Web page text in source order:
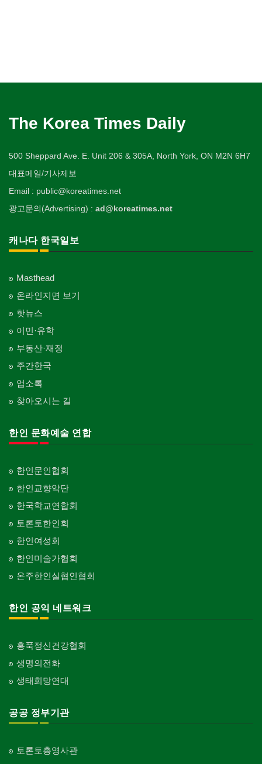
The Korea Times Daily
500 Sheppard Ave. E. Unit 206 & 305A, North York, ON M2N 6H7
대표메일/기사제보
Email : public@koreatimes.net
광고문의(Advertising) : ad@koreatimes.net
캐나다 한국일보
Masthead
온라인지면 보기
핫뉴스
이민·유학
부동산·재정
주간한국
업소록
찾아오시는 길
한인 문화예술 연합
한인문인협회
한인교향악단
한국학교연합회
토론토한인회
한인여성회
한인미술가협회
온주한인실협인협회
한인 공익 네트워크
홍푹정신건강협회
생명의전화
생태희망연대
공공 정부기관
토론토총영사관